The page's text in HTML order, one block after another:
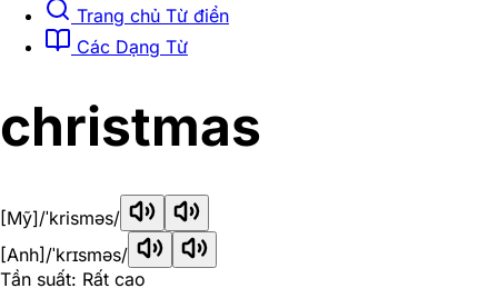
Trang chủ Từ điển
Các Dạng Từ
christmas
[Mỹ]/ˈkrisməs/
[Anh] /ˈkrɪsməs/
Tần suất: Rất cao